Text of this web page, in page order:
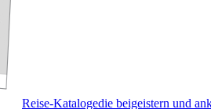
Reise-Katalogedie beigeistern und